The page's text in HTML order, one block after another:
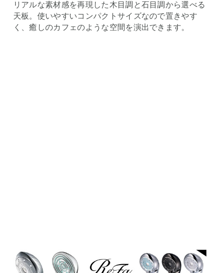
リアルな素材感を再現した木目調と石目調から選べる
天板。使いやすいコンパクトサイズなので置きやす
く、癒しのカフェのような空間を演出できます。